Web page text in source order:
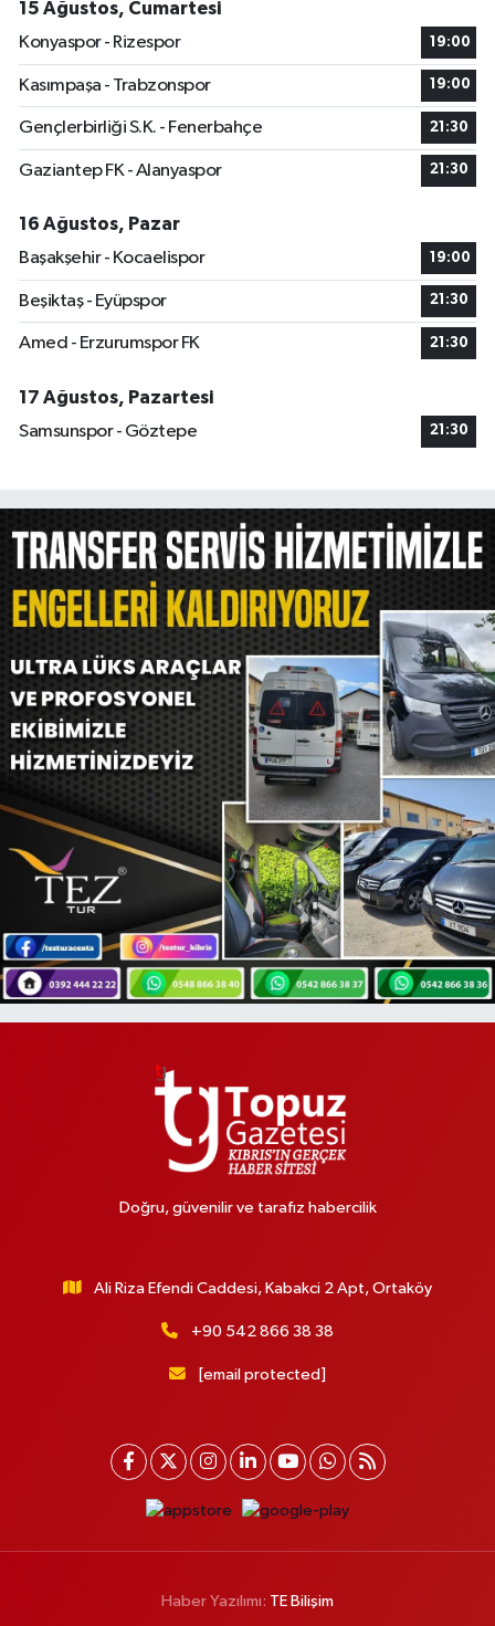
15 Ağustos, Cumartesi
Konyaspor - Rizespor
19:00
Kasımpaşa - Trabzonspor 19:00
Gençlerbirliği S.K. - Fenerbahçe 21:30
Gaziantep FK - Alanyaspor 21:30
16 Ağustos, Pazar
Başakşehir - Kocaelispor
19:00
Beşiktaş - Eyüpspor 21:30
Amed - Erzurumspor FK 21:30
17 Ağustos, Pazartesi
Samsunspor - Göztepe
21:30
Doğru, güvenilir ve tarafız habercilik
Ali Riza Efendi Caddesi, Kabakci 2 Apt, Ortaköy
+90 542 866 38 38
[email protected]
Haber Yazılımı: TE Bilişim